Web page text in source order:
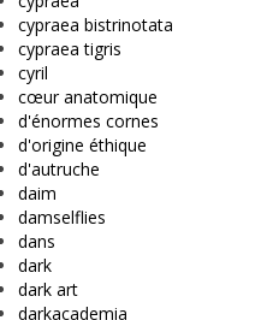
cypraea bistrinotata
cypraea tigris
cyril
cœur anatomique
d'énormes cornes
d'origine éthique
d'autruche
daim
damselflies
dans
dark
dark art
darkacademia